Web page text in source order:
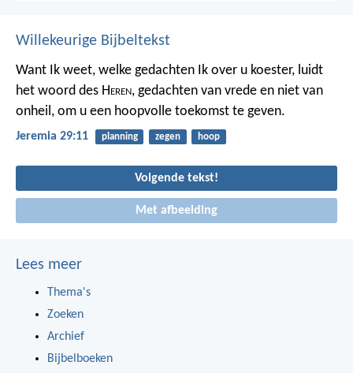
Willekeurige Bijbeltekst
Want Ik weet, welke gedachten Ik over u koester, luidt
het woord des Heren, gedachten van vrede en niet van
onheil, om u een hoopvolle toekomst te geven.
Jeremia 29:11 planning zegen hoop
Volgende tekst!
Met afbeelding
Lees meer
Thema's
Zoeken
Archief
Bijbelboeken